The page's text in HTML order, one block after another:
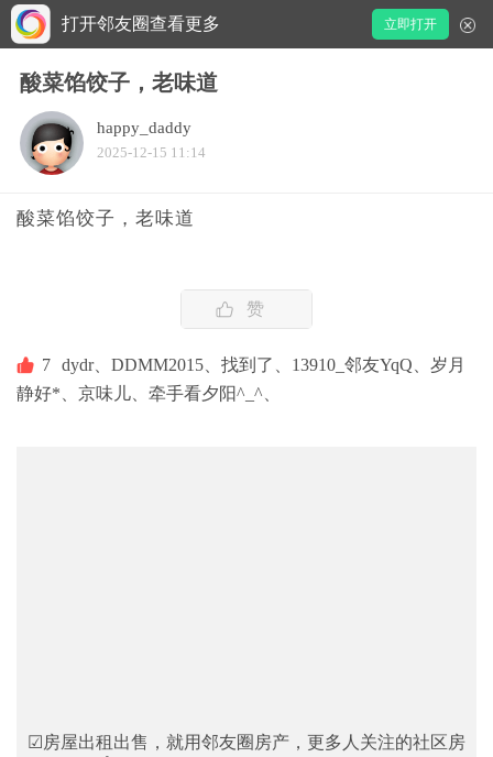
打开邻友圈查看更多 立即打开
酸菜馅饺子，老味道
happy_daddy
2025-12-15 11:14
酸菜馅饺子，老味道
赞
7 dydr、 DDMM2015、 找到了、 13910_邻友YqQ、 岁月
静好*、 京味儿、 牵手看夕阳^_^、
☑房屋出租出售，就用邻友圈房产，更多人关注的社区房